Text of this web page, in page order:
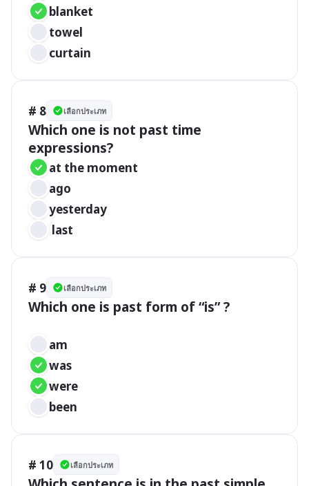
towel
curtain
# 8 เลือกประเภท
Which one is not past time
ago
yesterday
last
# 9 เลือกประเภท
Which one is past form of “is” ?
was
were
been
# 10 เลือกประเภท